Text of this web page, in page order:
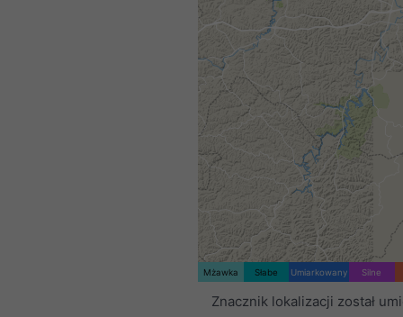
Mżawka Słabe Umiarkowany Silne
Znacznik lokalizacji został